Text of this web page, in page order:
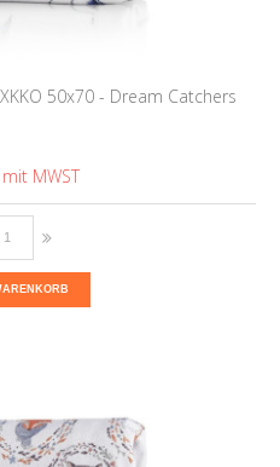
50x70 - Dream Catchers